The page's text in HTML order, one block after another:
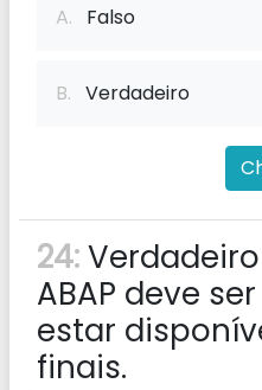
A. Falso
B. Verdadeiro
24:
ABAP deve
estar
finais.